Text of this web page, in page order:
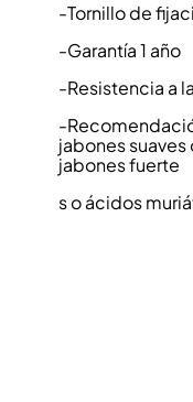
-Tornillo de
-Garantía 1 año
-Resistencia a
-
jabones
jabones fuerte
s o ácidos